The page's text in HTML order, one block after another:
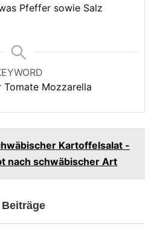
Pfeffer sowie Salz
Tomate Mozzarella
Kartoffelsalat -
nach schwäbischer Art